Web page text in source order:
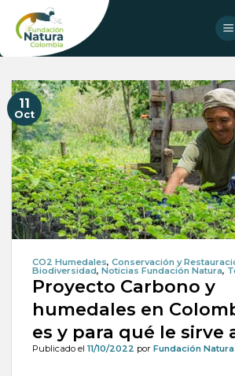
content
11
Oct
CO2 Humedales, Conservación y
Biodiversidad, Noticias Fundación Natura,
Proyecto Carbono y
humedales en
es y para qué le sirve
Publicado el 11/10/2022 por Fundación Natura